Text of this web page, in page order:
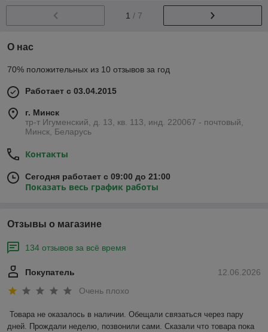
1 / 7
О нас
70% положительных из 10 отзывов за год
Работает с 03.04.2015
г. Минск
тр-т Игуменский, д. 13, кв. 113, инд. 220067 - почтовый,
Минск, Беларусь
Контакты
Сегодня работает с 09:00 до 21:00
Показать весь график работы
Отзывы о магазине
134 отзывов за всё время
12.06.2026
Покупатель
Очень плохо
Товара не оказалось в наличии. Обещали связаться через пару
дней. Прождали неделю, позвонили сами. Сказали что товара пока